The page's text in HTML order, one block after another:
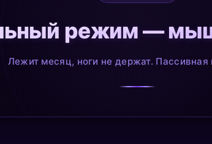
Творчество как медитация
режим —
Лежит месяц, ноги не держат. Пассивная